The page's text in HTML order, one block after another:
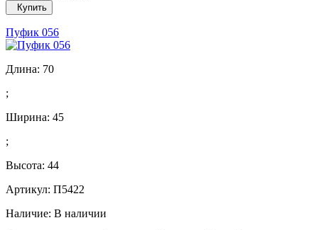
Купить
Пуфик 056
Длина: 70
;
Ширина: 45
;
Высота: 44
Артикул: П5422
Наличие: В наличии